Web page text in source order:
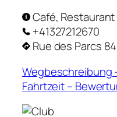
Café, Restaurant
+41327212670
Rue des Parcs
Wegbeschreibung
Fahrtzeit –